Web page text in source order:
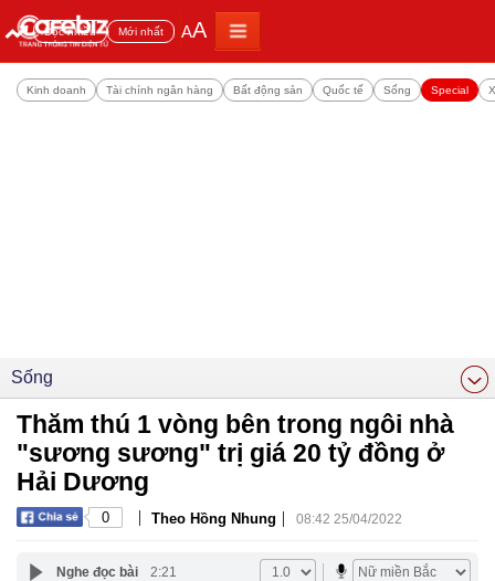
Đọc nhiều Mới nhất AA
Kinh doanh Tài chính ngân hàng Bất động sản Quốc tế Sống Special
Sống
Thăm thú 1 vòng bên trong ngôi nhà
"sương sương" trị giá 20 tỷ đồng ở
Hải Dương
0 | Theo Hồng Nhung | 08:42 25/04/2022
Nghe đọc bài 2:21